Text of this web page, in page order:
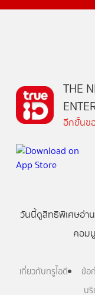
THE
อีกขั้นข
วันนี้ดูสิทธิพิเศษอ่าน
คอม
เกี่ยวกับทรูไอดี ข้อ
บ